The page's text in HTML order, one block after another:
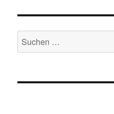
Suchen
nach: